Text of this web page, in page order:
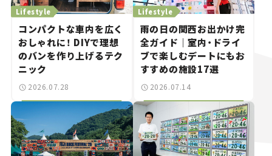
Lifestyle
コンパクトな車内を広く
おしゃれに！ DIYで理想
のバンを作り上げるテク
ニック
2026.07.28
Lifestyle
雨の日の関西お出かけ完
全ガイド｜室内・ドライ
ブで楽しむデートにもお
すすめの施設17選
2026.07.14